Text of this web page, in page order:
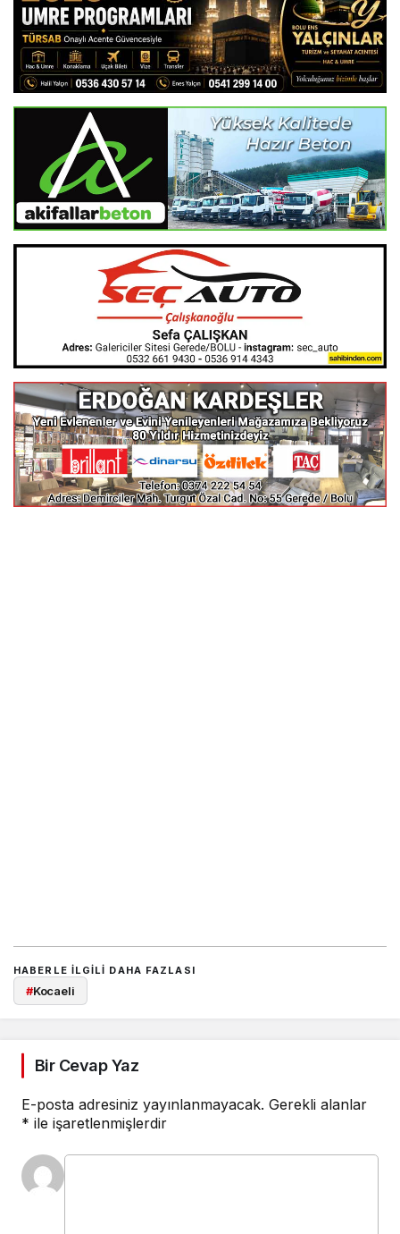
HABERLE ILGILI DAHA FAZLASI
#Kocaeli
Bir Cevap Yaz
E-posta adresiniz yayınlanmayacak. Gerekli alanlar
* ile işaretlenmişlerdir